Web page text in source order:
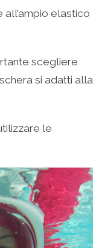
elastico
scegliere
si adatti alla
le